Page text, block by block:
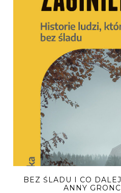
BEZ ŚLADU I CO
ANNY